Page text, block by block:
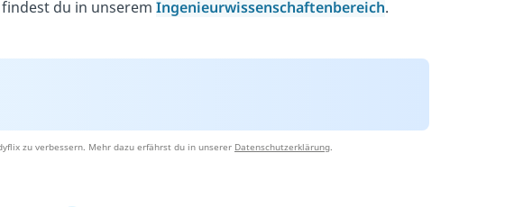
du in unserem Ingenieurwissenschaftenbereich.
zu verbessern. Mehr dazu erfährst du in unserer Datenschutzerklärung